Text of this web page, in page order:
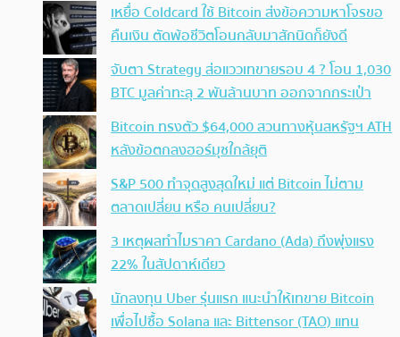
เหยื่อ Coldcard ใช้ Bitcoin ส่งข้อความหาโจรขอ
คืนเงิน ตัดพ้อชีวิตโอนกลับมาสักนิดก็ยังดี
จับตา Strategy ส่อแววเทขายรอบ 4 ? โอน 1,030
BTC มูลค่าทะลุ 2 พันล้านบาท ออกจากกระเป๋า
Bitcoin ทรงตัว $64,000 สวนทางหุ้นสหรัฐฯ ATH
หลังข้อตกลงฮอร์มุซใกล้ยุติ
S&P 500 ทำจุดสูงสุดใหม่ แต่ Bitcoin ไม่ตาม
ตลาดเปลี่ยน หรือ คนเปลี่ยน?
3 เหตุผลทำไมราคา Cardano (Ada) ถึงพุ่งแรง
22% ในสัปดาห์เดียว
นักลงทุน Uber รุ่นแรก แนะนำให้เทขาย Bitcoin
เพื่อไปซื้อ Solana และ Bittensor (TAO) แทน